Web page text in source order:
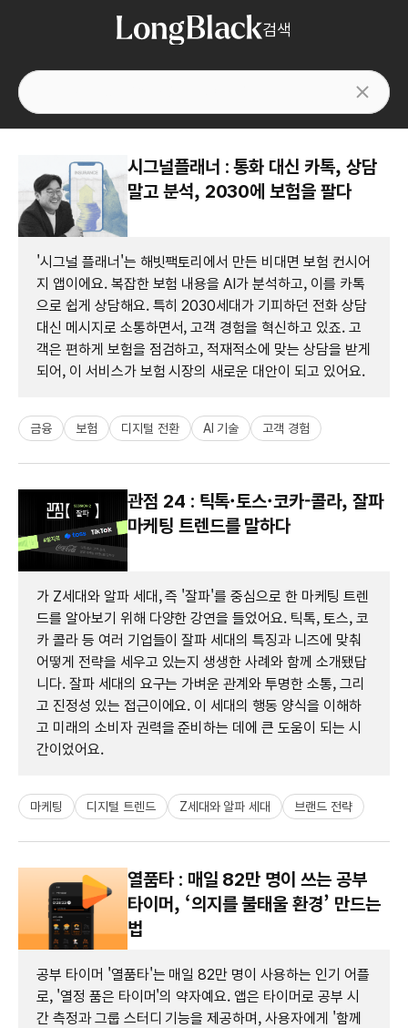
검색
시그널플래너 : 통화 대신 카톡, 상담
말고 분석, 2030에 보험을 팔다
'시그널 플래너'는 해빗팩토리에서 만든 비대면 보험 컨시어
지 앱이에요. 복잡한 보험 내용을 AI가 분석하고, 이를 카톡
으로 쉽게 상담해요. 특히 2030세대가 기피하던 전화 상담
대신 메시지로 소통하면서, 고객 경험을 혁신하고 있죠. 고
객은 편하게 보험을 점검하고, 적재적소에 맞는 상담을 받게
되어, 이 서비스가 보험 시장의 새로운 대안이 되고 있어요.
금융 보험 디지털 전환 AI 기술 고객 경험
관점 24 : 틱톡·토스·코카-콜라, 잘파
마케팅 트렌드를 말하다
가 Z세대와 알파 세대, 즉 '잘파'를 중심으로 한 마케팅 트렌
드를 알아보기 위해 다양한 강연을 들었어요. 틱톡, 토스, 코
카 콜라 등 여러 기업들이 잘파 세대의 특징과 니즈에 맞춰
어떻게 전략을 세우고 있는지 생생한 사례와 함께 소개됐답
니다. 잘파 세대의 요구는 가벼운 관계와 투명한 소통, 그리
고 진정성 있는 접근이에요. 이 세대의 행동 양식을 이해하
고 미래의 소비자 권력을 준비하는 데에 큰 도움이 되는 시
간이었어요.
마케팅 디지털 트렌드 Z세대와 알파 세대 브랜드 전략
열품타 : 매일 82만 명이 쓰는 공부
타이머, ‘의지를 불태울 환경’ 만드는
법
공부 타이머 '열품타'는 매일 82만 명이 사용하는 인기 어플
로, '열정 품은 타이머'의 약자예요. 앱은 타이머로 공부 시
간 측정과 그룹 스터디 기능을 제공하며, 사용자에게 '함께